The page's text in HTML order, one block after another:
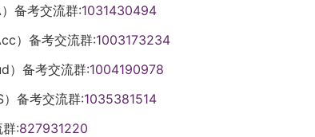
备考交流群:1031430494
）备考交流群:1003173234
）备考交流群:1004190978
备考交流群:1035381514
:827931220